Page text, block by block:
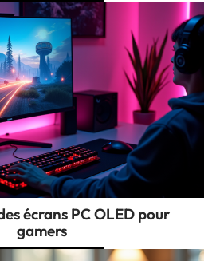
écrans PC OLED pour
gamers